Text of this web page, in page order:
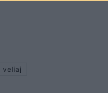
veliaj